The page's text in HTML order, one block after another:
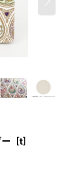
［t］